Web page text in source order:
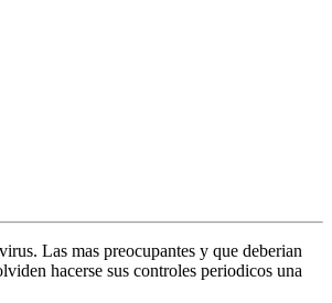
Las mas preocupantes y que deberian
hacerse sus controles periodicos una